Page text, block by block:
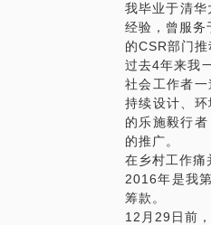
我毕业于清
经验，曾服务
的CSR部门
过去4年来我
社会工作者
持续设计、
的乐施毅行
的推广。
在乡村工作痛
2016年是我
筹款。
12月29日前